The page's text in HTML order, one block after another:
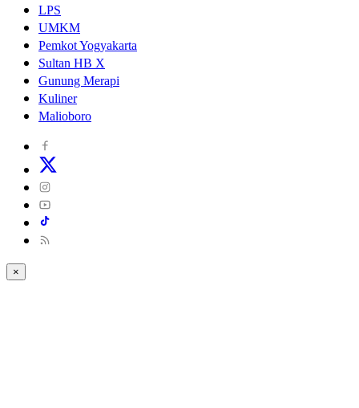
LPS
UMKM
Pemkot Yogyakarta
Sultan HB X
Gunung Merapi
Kuliner
Malioboro
×